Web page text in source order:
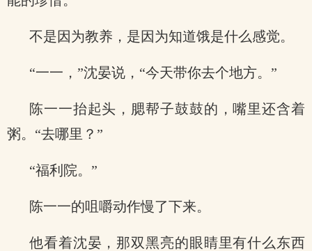
不是因为教养，是因为知道饿是什么感觉。
“一一，”沈晏说，“今天带你去个地方。”
陈一一抬起头，腮帮子鼓鼓的，嘴里还含着
粥。“去哪里？”
“福利院。”
陈一一的咀嚼动作慢了下来。
他看着沈晏，那双黑亮的眼睛里有什么东西